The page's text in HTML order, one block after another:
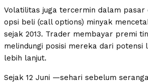
Volatilitas juga tercermin dalam pasar
opsi beli (call options) minyak
sejak 2013. Trader membayar premi
melindungi posisi mereka dari potensi
lebih lanjut.
Sejak 12 Juni —sehari sebelum